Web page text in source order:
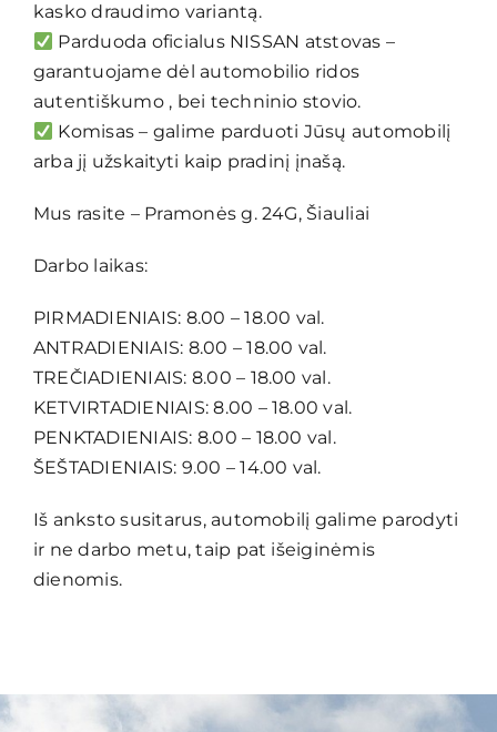
kasko draudimo variantą.
Parduoda oficialus NISSAN atstovas –
garantuojame dėl automobilio ridos
autentiškumo , bei techninio stovio.
Komisas – galime parduoti Jūsų automobilį
arba jį užskaityti kaip pradinį įnašą.
Mus rasite – Pramonės g. 24G, Šiauliai
Darbo laikas:
PIRMADIENIAIS: 8.00 – 18.00 val.
ANTRADIENIAIS: 8.00 – 18.00 val.
TREČIADIENIAIS: 8.00 – 18.00 val.
KETVIRTADIENIAIS: 8.00 – 18.00 val.
PENKTADIENIAIS: 8.00 – 18.00 val.
ŠEŠTADIENIAIS: 9.00 – 14.00 val.
Iš anksto susitarus, automobilį galime parodyti
ir ne darbo metu, taip pat išeiginėmis
dienomis.